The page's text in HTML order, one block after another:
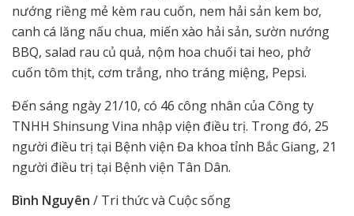
nướng riềng mẻ kèm rau cuốn, nem hải sản kem bơ,
canh cá lăng nấu chua, miến xào hải sản, sườn nướng
BBQ, salad rau củ quả, nộm hoa chuối tai heo, phở
cuốn tôm thịt, cơm trắng, nho tráng miệng, Pepsi.
Đến sáng ngày 21/10, có 46 công nhân của Công ty
TNHH Shinsung Vina nhập viện điều trị. Trong đó, 25
người điều trị tại Bệnh viện Đa khoa tỉnh Bắc Giang, 21
người điều trị tại Bệnh viện Tân Dân.
Bình Nguyên / Tri thức và Cuộc sống